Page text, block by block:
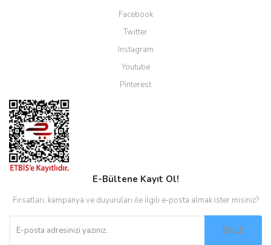
Facebook
Twitter
Instagram
Youtube
Pinterest
E-Bültene Kayıt Ol!
Fırsatları, kampanya ve duyuruları ile ilgili e-posta almak ister misiniz?
EKLE